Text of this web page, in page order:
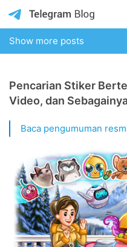
Show more posts
Pencarian Stiker
Video, dan
Baca pengumuman